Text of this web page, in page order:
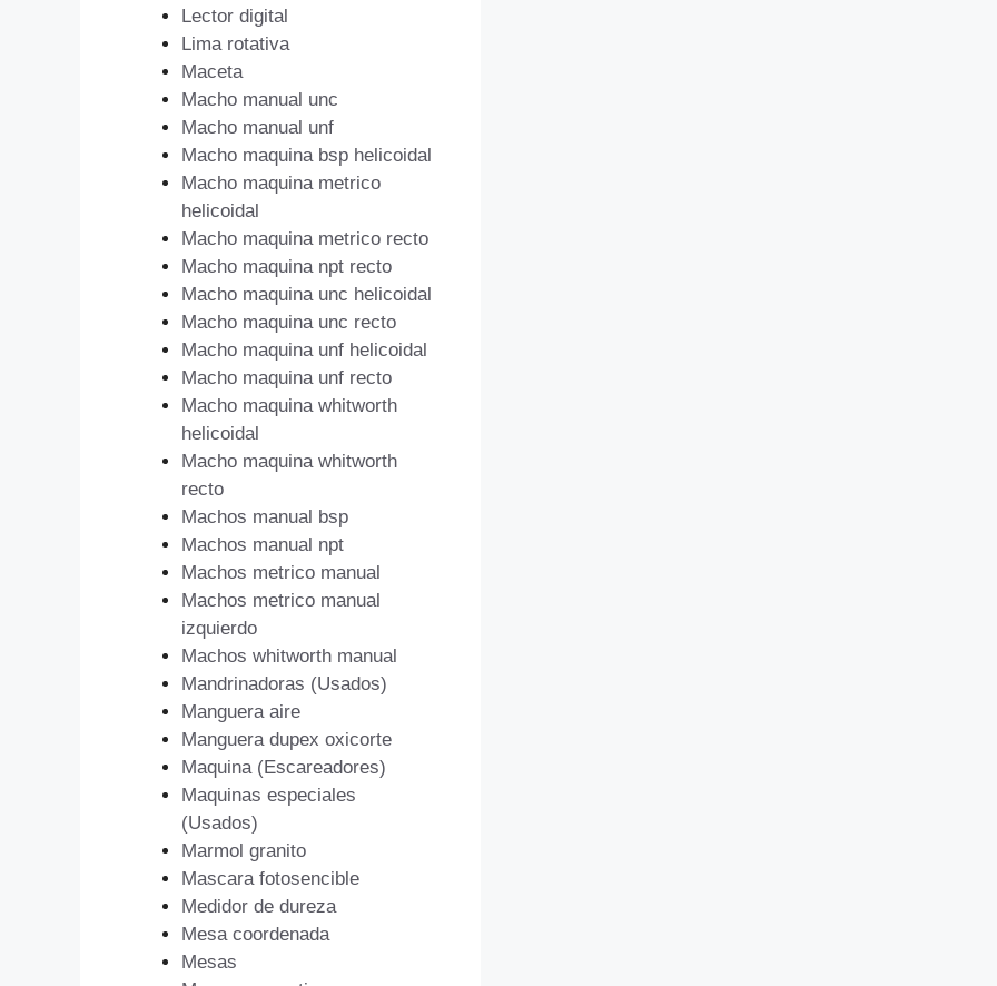
Lector digital
Lima rotativa
Maceta
Macho manual unc
Macho manual unf
Macho maquina bsp helicoidal
Macho maquina metrico
helicoidal
Macho maquina metrico recto
Macho maquina npt recto
Macho maquina unc helicoidal
Macho maquina unc recto
Macho maquina unf helicoidal
Macho maquina unf recto
Macho maquina whitworth
helicoidal
Macho maquina whitworth
recto
Machos manual bsp
Machos manual npt
Machos metrico manual
Machos metrico manual
izquierdo
Machos whitworth manual
Mandrinadoras (Usados)
Manguera aire
Manguera dupex oxicorte
Maquina (Escareadores)
Maquinas especiales
(Usados)
Marmol granito
Mascara fotosencible
Medidor de dureza
Mesa coordenada
Mesas